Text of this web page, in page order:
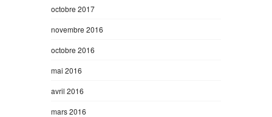
octobre 2017
novembre 2016
octobre 2016
mai 2016
avril 2016
mars 2016